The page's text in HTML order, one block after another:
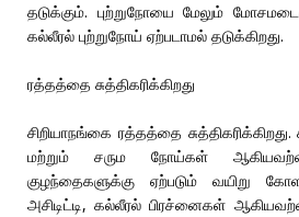
தடுக்கும். புற்றுநோயை மேலும்
கல்லீரல் புற்றுநோய் ஏற்படாமல் தடுக்கிறது.
ரத்தத்தை சுத்திகரிக்கிறது
சிறியாநங்கை ரத்தத்தை
மற்றும் சரும நோய்கள் ஆகியவற்றை
குழந்தைகளுக்கு ஏற்படும் வயிறு
அசிடிட்டி, கல்லீரல் பிரச்னைகள்